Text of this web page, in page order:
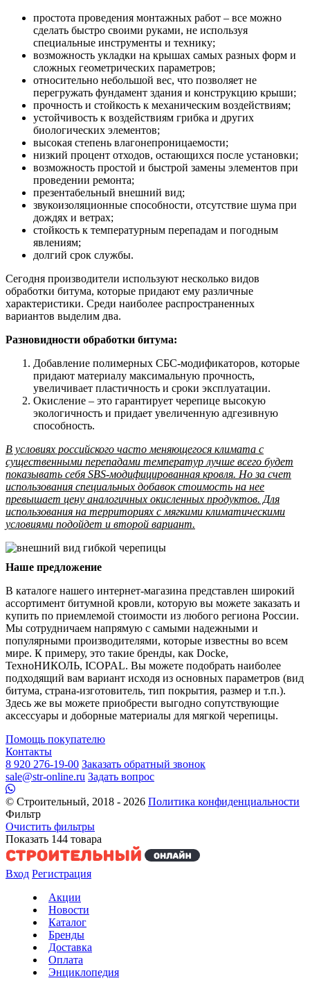
простота проведения монтажных работ – все можно
сделать быстро своими руками, не используя
специальные инструменты и технику;
возможность укладки на крышах самых разных форм и
сложных геометрических параметров;
относительно небольшой вес, что позволяет не
перегружать фундамент здания и конструкцию крыши;
прочность и стойкость к механическим воздействиям;
устойчивость к воздействиям грибка и других
биологических элементов;
высокая степень влагонепроницаемости;
низкий процент отходов, остающихся после установки;
возможность простой и быстрой замены элементов при
проведении ремонта;
презентабельный внешний вид;
звукоизоляционные способности, отсутствие шума при
дождях и ветрах;
стойкость к температурным перепадам и погодным
явлениям;
долгий срок службы.
Сегодня производители используют несколько видов
обработки битума, которые придают ему различные
характеристики. Среди наиболее распространенных
вариантов выделим два.
Разновидности обработки битума:
Добавление полимерных СБС-модификаторов, которые
придают материалу максимальную прочность,
увеличивает пластичность и сроки эксплуатации.
Окисление – это гарантирует черепице высокую
экологичность и придает увеличенную адгезивную
способность.
В условиях российского часто меняющегося климата с
существенными перепадами температур лучше всего будет
показывать себя SBS-модифицированная кровля. Но за счет
использования специальных добавок стоимость на нее
превышает цену аналогичных окисленных продуктов. Для
использования на территориях с мягкими климатическими
условиями подойдет и второй вариант.
Наше предложение
В каталоге нашего интернет-магазина представлен широкий
ассортимент битумной кровли, которую вы можете заказать и
купить по приемлемой стоимости из любого региона России.
Мы сотрудничаем напрямую с самыми надежными и
популярными производителями, которые известны во всем
мире. К примеру, это такие бренды, как Docke,
ТехноНИКОЛЬ, ICOPAL. Вы можете подобрать наиболее
подходящий вам вариант исходя из основных параметров (вид
битума, страна-изготовитель, тип покрытия, размер и т.п.).
Здесь же вы можете приобрести выгодно сопутствующие
аксессуары и доборные материалы для мягкой черепицы.
Помощь покупателю
Контакты
8 920 276-19-00 Заказать обратный звонок
sale@str-online.ru Задать вопрос
© Строительный, 2018 - 2026 Политика конфиденциальности
Фильтр
Очистить фильтры
Показать 144 товара
Вход Регистрация
Акции
Новости
Каталог
Бренды
Доставка
Оплата
Энциклопедия